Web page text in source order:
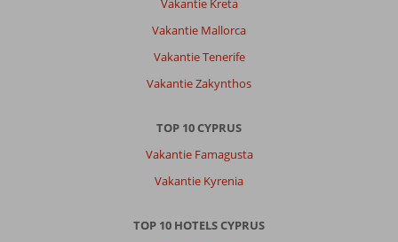
Vakantie Kreta
Vakantie Mallorca
Vakantie Tenerife
Vakantie Zakynthos
TOP 10 CYPRUS
Vakantie Famagusta
Vakantie Kyrenia
TOP 10 HOTELS CYPRUS